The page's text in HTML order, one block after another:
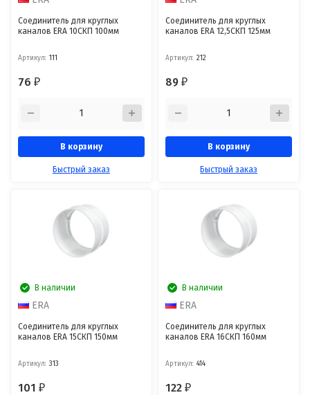
Соединитель для круглых
каналов ERA 10СКП 100мм
Артикул: 111
76₽
В корзину
Быстрый заказ
Соединитель для круглых
каналов ERA 12,5СКП 125мм
Артикул: 212
89₽
В корзину
Быстрый заказ
В наличии
ERA
Соединитель для круглых
каналов ERA 15СКП 150мм
Артикул: 313
101₽
В наличии
ERA
Соединитель для круглых
каналов ERA 16СКП 160мм
Артикул: 414
122₽